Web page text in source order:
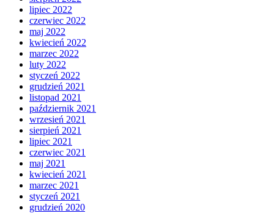
lipiec 2022
czerwiec 2022
maj 2022
kwiecień 2022
marzec 2022
luty 2022
styczeń 2022
grudzień 2021
listopad 2021
październik 2021
wrzesień 2021
sierpień 2021
lipiec 2021
czerwiec 2021
maj 2021
kwiecień 2021
marzec 2021
styczeń 2021
grudzień 2020